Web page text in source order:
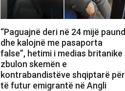
“Paguajnë deri në 24 mijë paund
dhe kalojnë me pasaporta
false”, hetimi i medias britanike
zbulon skemën e
kontrabandistëve shqiptarë për
të futur emigrantë në Angli